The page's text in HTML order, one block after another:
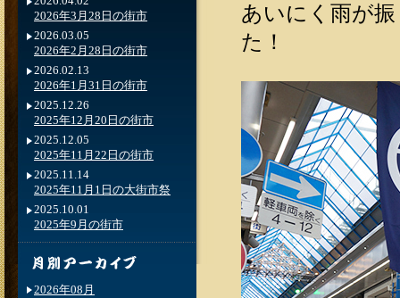
あいにく雨が
た！
2026年3月28日の街市
2026.03.05
2026年2月28日の街市
2026.02.13
2026年1月31日の街市
2025.12.26
2025年12月20日の街市
2025.12.05
2025年11月22日の街市
2025.11.14
2025年11月1日の大街市祭
2025.10.01
2025年9月の街市
2026年08月